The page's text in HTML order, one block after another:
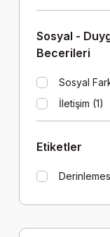
Sosyal -
Becerileri
Sosyal
İletişim (1)
Etiketler